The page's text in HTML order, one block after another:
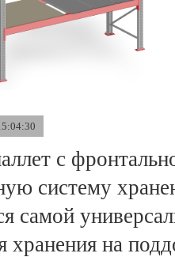
с
систему
самой
хранения на